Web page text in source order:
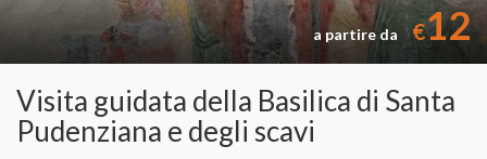
a partire da €12
Visita guidata della Basilica di Santa
Pudenziana e degli scavi